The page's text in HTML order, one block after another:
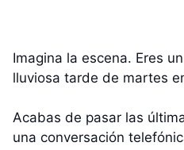
Imagina la escena. Eres
lluviosa tarde de martes
Acabas de pasar las
una conversación